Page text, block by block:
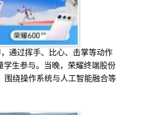
通过挥手、比心、击掌等动作
学生参与。当晚，荣耀终端股份
围绕操作系统与人工智能融合等